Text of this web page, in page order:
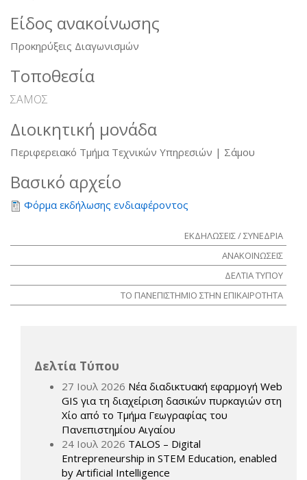
Είδος ανακοίνωσης
Προκηρύξεις Διαγωνισμών
Τοποθεσία
ΣΑΜΟΣ
Διοικητική μονάδα
Περιφερειακό Τμήμα Τεχνικών Υπηρεσιών | Σάμου
Βασικό αρχείο
Φόρμα εκδήλωσης ενδιαφέροντος
ΕΚΔΗΛΩΣΕΙΣ / ΣΥΝΕΔΡΙΑ
ΑΝΑΚΟΙΝΩΣΕΙΣ
ΔΕΛΤΙΑ ΤΥΠΟΥ
ΤΟ ΠΑΝΕΠΙΣΤΗΜΙΟ ΣΤΗΝ ΕΠΙΚΑΙΡΟΤΗΤΑ
Δελτία Τύπου
27 Ιουλ 2026 Νέα διαδικτυακή εφαρμογή Web
GIS για τη διαχείριση δασικών πυρκαγιών στη
Χίο από το Τμήμα Γεωγραφίας του
Πανεπιστημίου Αιγαίου
24 Ιουλ 2026 TALOS – Digital
Entrepreneurship in STEM Education, enabled
by Artificial Intelligence